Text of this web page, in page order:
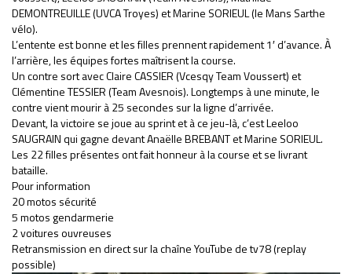
DEMONTREUILLE (UVCA Troyes) et Marine SORIEUL (le Mans Sarthe
vélo).
L’entente est bonne et les filles prennent rapidement 1′ d’avance. À
l’arrière, les équipes fortes maîtrisent la course.
Un contre sort avec Claire CASSIER (Vcesqy Team Voussert) et
Clémentine TESSIER (Team Avesnois). Longtemps à une minute, le
contre vient mourir à 25 secondes sur la ligne d’arrivée.
Devant, la victoire se joue au sprint et à ce jeu-là, c’est Leeloo
SAUGRAIN qui gagne devant Anaëlle BREBANT et Marine SORIEUL.
Les 22 filles présentes ont fait honneur à la course et se livrant
bataille.
Pour information
20 motos sécurité
5 motos gendarmerie
2 voitures ouvreuses
Retransmission en direct sur la chaîne YouTube de tv78 (replay
possible)